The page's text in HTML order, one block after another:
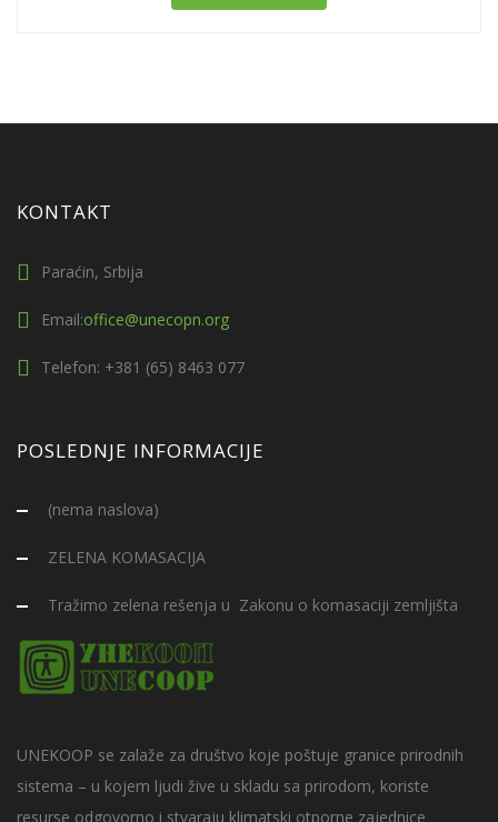
KONTAKT
Paraćin, Srbija
Email:office@unecopn.org
Telefon: +381 (65) 8463 077
POSLEDNJE INFORMACIJE
(nema naslova)
ZELENA KOMASACIJA
Tražimo zelena rešenja u Zakonu o komasaciji zemljišta
UNEKOOP se zalaže za društvo koje poštuje granice prirodnih
sistema – u kojem ljudi žive u skladu sa prirodom, koriste
resurse odgovorno i stvaraju klimatski otporne zajednice